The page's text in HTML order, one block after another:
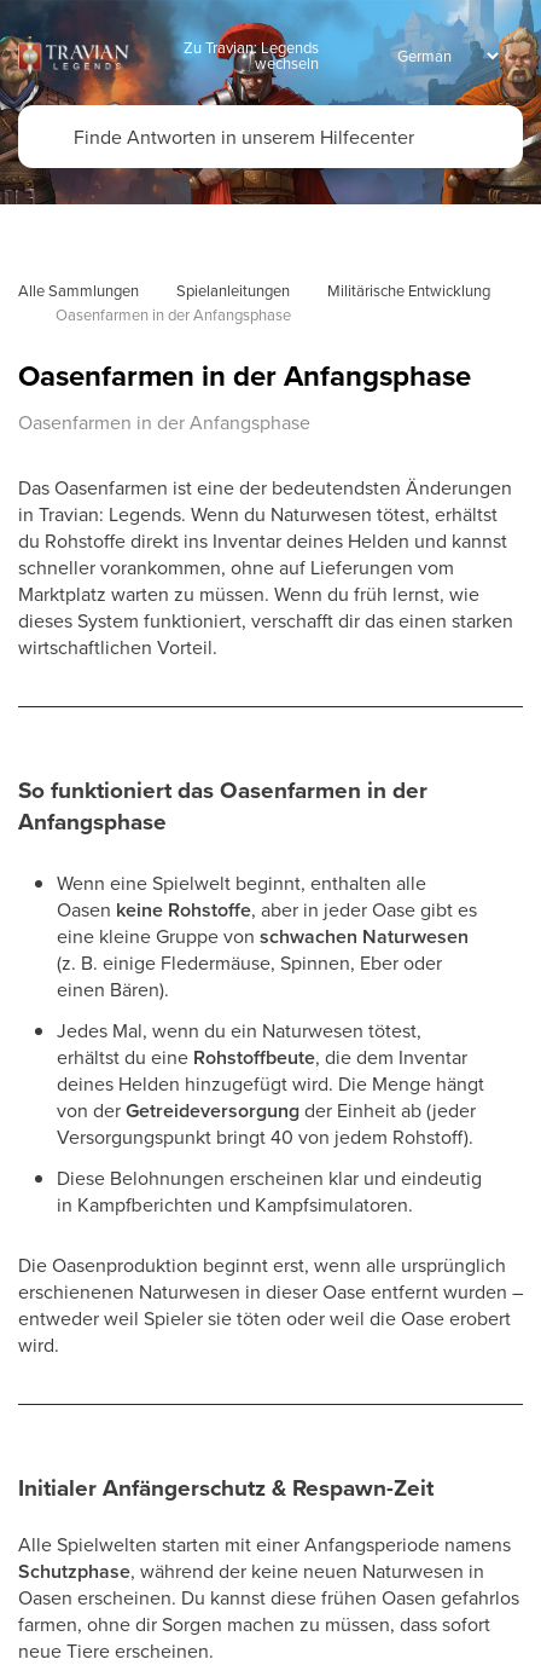
Zu Travian: Legends
wechseln
Alle Sammlungen Spielanleitungen
Militärische Entwicklung
Oasenfarmen in der Anfangsphase
Oasenfarmen in der Anfangsphase
Oasenfarmen in der Anfangsphase
Das Oasenfarmen ist eine der bedeutendsten Änderungen
in Travian: Legends. Wenn du Naturwesen tötest, erhältst
du Rohstoffe direkt ins Inventar deines Helden und kannst
schneller vorankommen, ohne auf Lieferungen vom
Marktplatz warten zu müssen. Wenn du früh lernst, wie
dieses System funktioniert, verschafft dir das einen starken
wirtschaftlichen Vorteil.
So funktioniert das Oasenfarmen in der
Anfangsphase
Wenn eine Spielwelt beginnt, enthalten alle
Oasen keine Rohstoffe, aber in jeder Oase gibt es
eine kleine Gruppe von schwachen Naturwesen
(z. B. einige Fledermäuse, Spinnen, Eber oder
einen Bären).
Jedes Mal, wenn du ein Naturwesen tötest,
erhältst du eine Rohstoffbeute, die dem Inventar
deines Helden hinzugefügt wird. Die Menge hängt
von derGetreideversorgungder Einheit ab (jeder
Versorgungspunkt bringt 40 von jedem Rohstoff).
Diese Belohnungen erscheinen klar und eindeutig
in Kampfberichten und Kampfsimulatoren.
Die Oasenproduktion beginnt erst, wenn alle ursprünglich
erschienenen Naturwesen in dieser Oase entfernt wurden –
entweder weil Spieler sie töten oder weil die Oase erobert
wird.
Initialer Anfängerschutz & Respawn-Zeit
Alle Spielwelten starten mit einer Anfangsperiode namens
Schutzphase, während der keine neuen Naturwesen in
Oasen erscheinen. Du kannst diese frühen Oasen gefahrlos
farmen, ohne dir Sorgen machen zu müssen, dass sofort
neue Tiere erscheinen.